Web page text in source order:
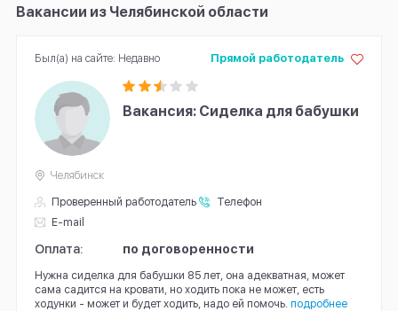
Вакансии из Челябинской области
Вакансия: Сиделка для бабушки
Проверенный работодатель
Телефон
E-mail
Прямой работодатель
Челябинск
Оплата: по договоренности
Нужна сиделка для бабушки 85 лет, она адекватная, может
сама садится на кровати, но ходить пока не может, есть
ходунки - может и будет ходить, надо ей помочь. подробнее
Был(а) на сайте: Недавно